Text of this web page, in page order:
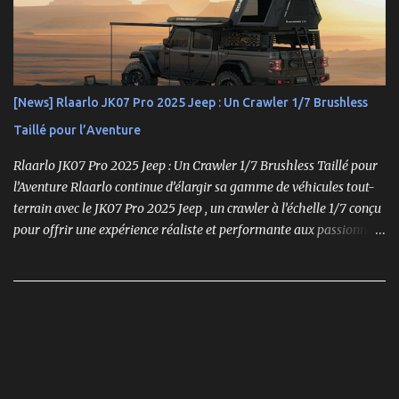
comme un choix incontournable. Conçue pour répondre aux
exigences des pilotes compétitifs, elle se distingue par ses
performances optimales, sa robustesse et sa modularité, des
atouts essentiels sur les circuits off-road.
[News] Rlaarlo JK07 Pro 2025 Jeep : Un Crawler 1/7 Brushless
Taillé pour l’Aventure
Rlaarlo JK07 Pro 2025 Jeep : Un Crawler 1/7 Brushless Taillé pour
l’Aventure Rlaarlo continue d’élargir sa gamme de véhicules tout-
terrain avec le JK07 Pro 2025 Jeep , un crawler à l’échelle 1/7 conçu
pour offrir une expérience réaliste et performante aux passionnés